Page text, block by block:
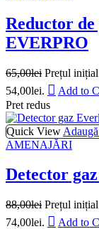
Reductor de
EVERPRO
65,00lei Prețul
54,00lei.
Add to
Pret redus
Quick View
AMENAJĂRI
Detector
88,00lei Prețul
74,00lei.
Add to